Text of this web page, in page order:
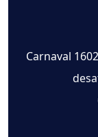
Carnaval